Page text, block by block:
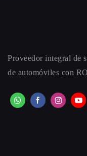
Proveedor integral de
de automóviles con